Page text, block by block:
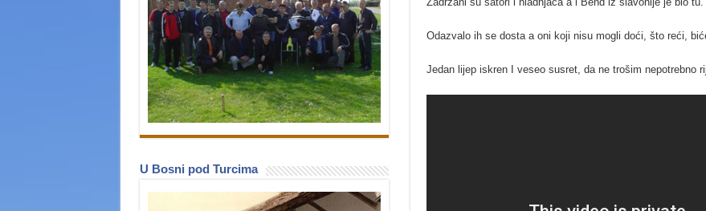
Odazvalo ih se dosta a oni koji nisu mogli doći, što reći,
Jedan lijep iskren I veseo susret, da ne trošim nepotrebno
U Bosni pod Turcima